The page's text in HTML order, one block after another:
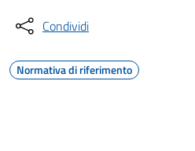
Condividi
Normativa di riferimento